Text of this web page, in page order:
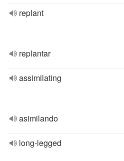
replant
replantar
assimilating
asimilando
long-legged